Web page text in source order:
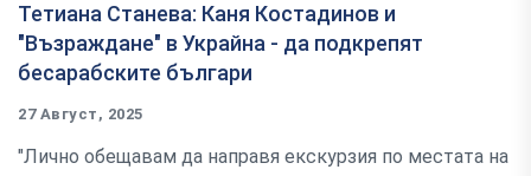
Тетиана Станева: Каня Костадинов и
"Възраждане" в Украйна - да подкрепят
бесарабските българи
27 Август, 2025
"Лично обещавам да направя екскурзия по местата на